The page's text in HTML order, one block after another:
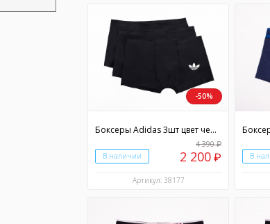
-50%
Боксеры Adidas 3шт цвет черный
В наличии
4 390₽
2 200 ₽
Артикул: 38177
В